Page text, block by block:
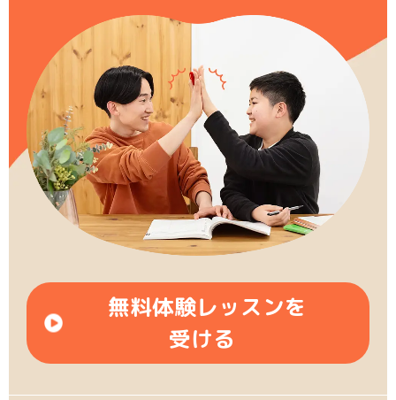
無料体験レッスンを
受ける